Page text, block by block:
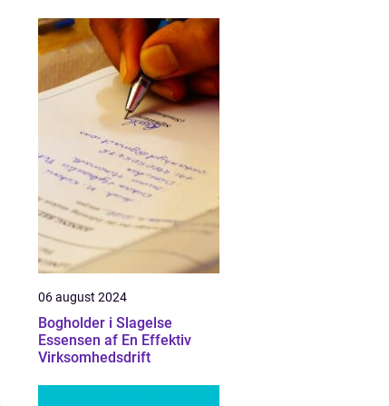
06 august 2024
Bogholder i Slagelse
Essensen af En Effektiv
Virksomhedsdrift